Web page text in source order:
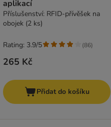
aplikací
Příslušenství: RFID-přívěšek na
obojek (2 ks)
265 Kč
Rating: 3.9/5 (86)
Přidat do košíku